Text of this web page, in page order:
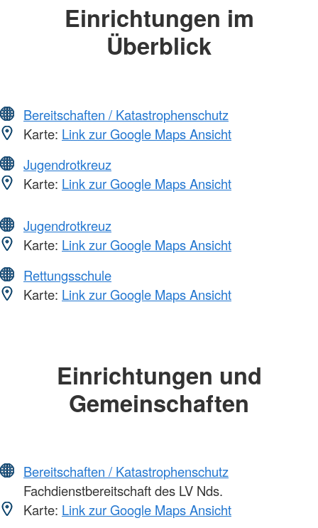
Einrichtungen im
Überblick
Bereitschaften / Katastrophenschutz
Karte: Link zur Google Maps Ansicht
Jugendrotkreuz
Karte: Link zur Google Maps Ansicht
Jugendrotkreuz
Karte: Link zur Google Maps Ansicht
Rettungsschule
Karte: Link zur Google Maps Ansicht
Einrichtungen und
Gemeinschaften
Bereitschaften / Katastrophenschutz
Fachdienstbereitschaft des LV Nds.
Karte: Link zur Google Maps Ansicht